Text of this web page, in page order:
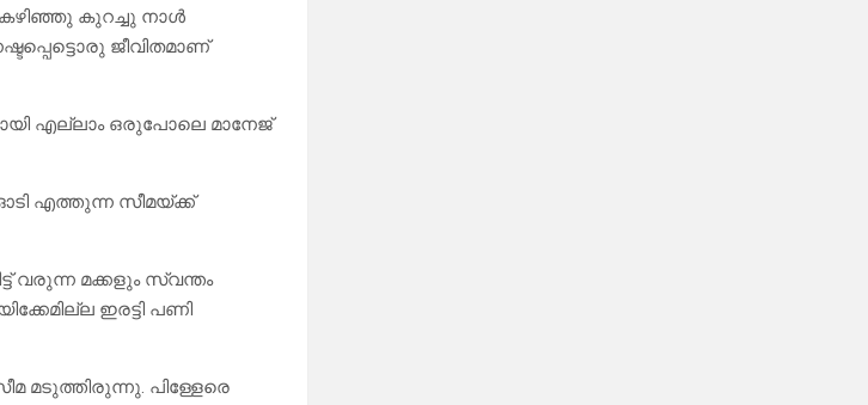
കുറച്ചു നാൾ
ജീവിതമാണ്
എല്ലാം ഒരുപോലെ മാനേജ്
എത്തുന്ന സീമയ്ക്ക്
വരുന്ന മക്കളും സ്വന്തം
ഇരട്ടി പണി
മടുത്തിരുന്നു. പിള്ളേരെ